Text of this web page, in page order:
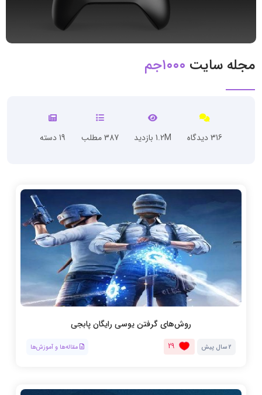
مجله سایت ۱۰۰۰جم
316 دیدگاه 1.2M بازدید 387 مطلب 19 دسته
روش‌های گرفتن یوسی رایگان پابجی
2 سال پیش 29 مقاله‌ها و آموزش‌ها